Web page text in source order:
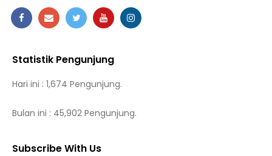
Statistik Pengunjung
Hari ini : 1,674 Pengunjung.
Bulan ini : 45,902 Pengunjung.
Subscribe With Us